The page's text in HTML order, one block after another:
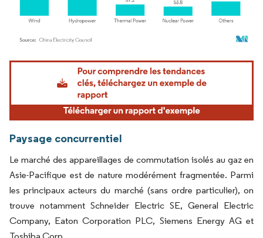
Image © Mordor Intelligence. La réutilisation nécessite une attribution sous CC BY
Paysage concurrentiel
Le marché des appareillages de commutation isolés au gaz en
Asie-Pacifique est de nature modérément fragmentée. Parmi
les principaux acteurs du marché (sans ordre particulier), on
trouve notamment Schneider Electric SE, General Electric
Company, Eaton Corporation PLC, Siemens Energy AG et